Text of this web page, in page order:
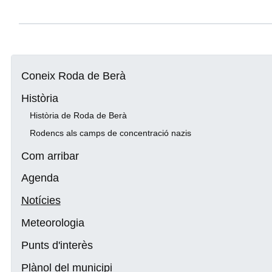
Coneix Roda de Berà
Història
Història de Roda de Berà
Rodencs als camps de concentració nazis
Com arribar
Agenda
Notícies
Meteorologia
Punts d'interès
Plànol del municipi